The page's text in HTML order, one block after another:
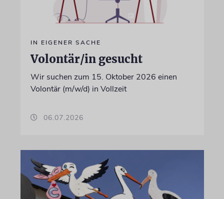
IN EIGENER SACHE
Volontär/in gesucht
Wir suchen zum 15. Oktober 2026 einen
Volontär (m/w/d) in Vollzeit
06.07.2026